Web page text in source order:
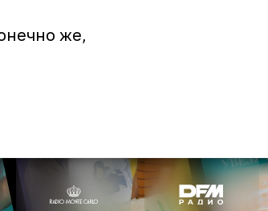
же,